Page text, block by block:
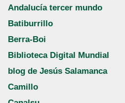
Andalucía tercer mundo
Batiburrillo
Berra-Boi
Biblioteca Digital Mundial
blog de Jesús Salamanca
Camillo